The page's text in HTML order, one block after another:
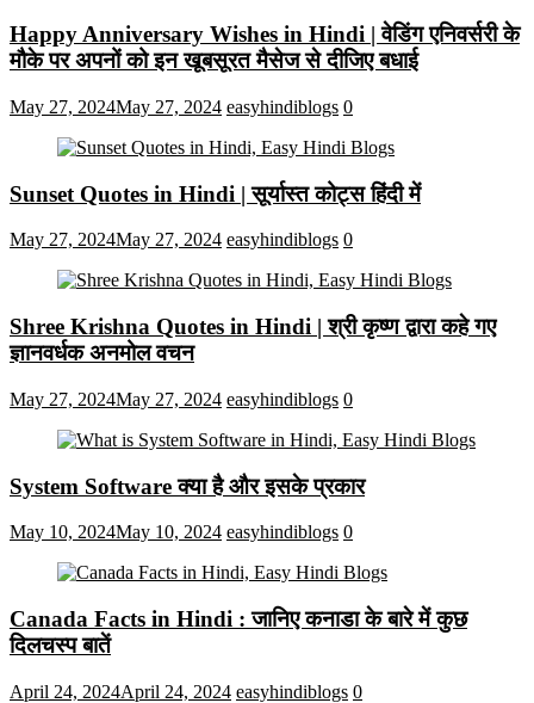
Happy Anniversary Wishes in Hindi | वेडिंग एनिवर्सरी के
मौके पर अपनों को इन खूबसूरत मैसेज से दीजिए बधाई
May 27, 2024May 27, 2024 easyhindiblogs 0
Sunset Quotes in Hindi | सूर्यास्त कोट्स हिंदी में
May 27, 2024May 27, 2024 easyhindiblogs 0
Shree Krishna Quotes in Hindi | श्री कृष्ण द्वारा कहे गए
ज्ञानवर्धक अनमोल वचन
May 27, 2024May 27, 2024 easyhindiblogs 0
System Software क्या है और इसके प्रकार
May 10, 2024May 10, 2024 easyhindiblogs 0
Canada Facts in Hindi : जानिए कनाडा के बारे में कुछ
दिलचस्प बातें
April 24, 2024April 24, 2024 easyhindiblogs 0